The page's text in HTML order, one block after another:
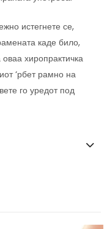
истегнете се,
каде било,
оваа хиропрактичка
‘рбет рамно на
го уредот под